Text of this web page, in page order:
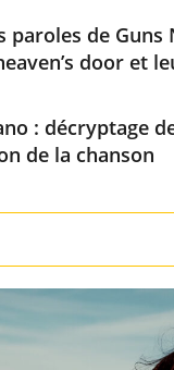
de Guns
door et
: décryptage
de la chanson